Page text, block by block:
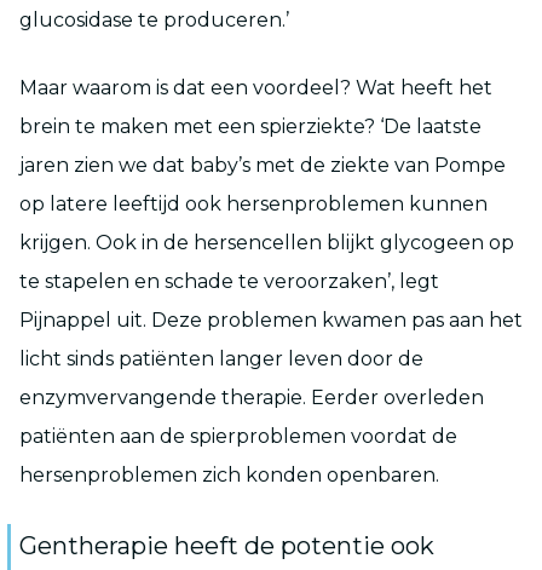
glucosidase te produceren.’
Maar waarom is dat een voordeel? Wat heeft het
brein te maken met een spierziekte? ‘De laatste
jaren zien we dat baby’s met de ziekte van Pompe
op latere leeftijd ook hersenproblemen kunnen
krijgen. Ook in de hersencellen blijkt glycogeen op
te stapelen en schade te veroorzaken’, legt
Pijnappel uit. Deze problemen kwamen pas aan het
licht sinds patiënten langer leven door de
enzymvervangende therapie. Eerder overleden
patiënten aan de spierproblemen voordat de
hersenproblemen zich konden openbaren.
Gentherapie heeft de potentie ook